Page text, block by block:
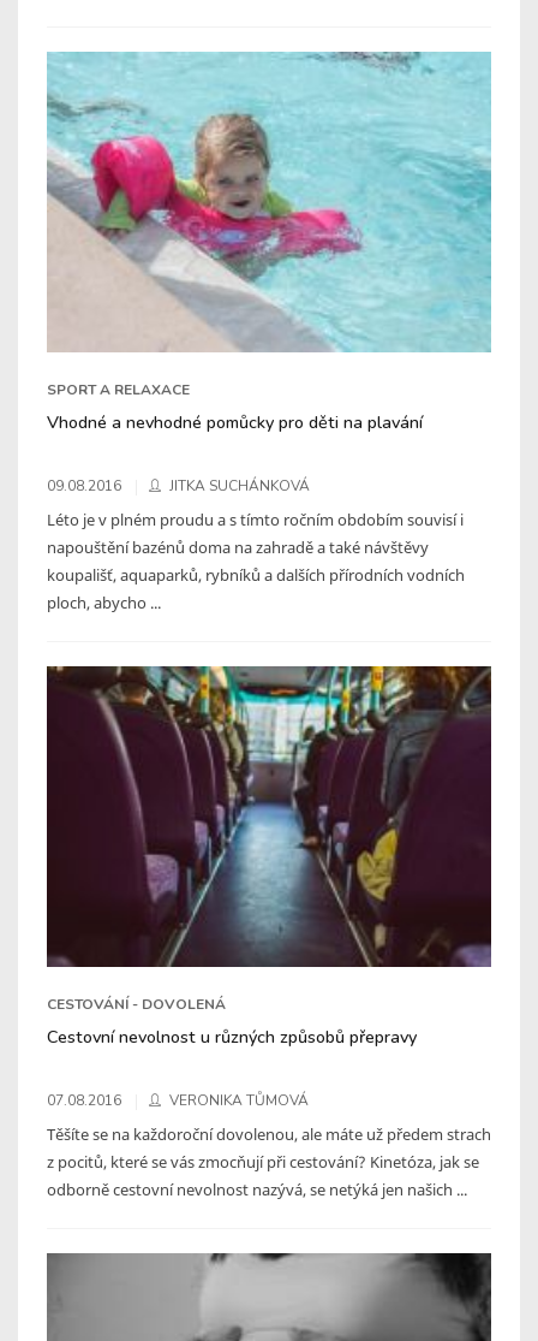
SPORT A RELAXACE
Vhodné a nevhodné pomůcky pro děti na plavání
09.08.2016 JITKA SUCHÁNKOVÁ
Léto je v plném proudu a s tímto ročním obdobím souvisí i
napouštění bazénů doma na zahradě a také návštěvy
koupališť, aquaparků, rybníků a dalších přírodních vodních
ploch, abycho ...
CESTOVÁNÍ - DOVOLENÁ
Cestovní nevolnost u různých způsobů přepravy
07.08.2016 VERONIKA TŮMOVÁ
Těšíte se na každoroční dovolenou, ale máte už předem strach
z pocitů, které se vás zmocňují při cestování? Kinetóza, jak se
odborně cestovní nevolnost nazývá, se netýká jen našich ...